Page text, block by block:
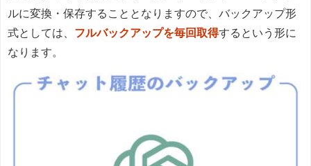
ルに変換・保存することとなりますので、バックアップ形
式としては、 フルバックアップを毎回取得するという形に
なります。